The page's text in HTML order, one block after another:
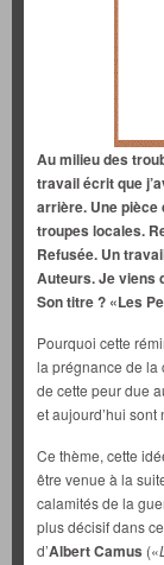
Au milieu des
travail écrit que
arrière. Une pièce
troupes locales.
Refusée. Un
Auteurs. Je viens
Son titre ? «Les
Pourquoi cette
la prégnance de la
de cette peur due
et aujourd’hui sont
Ce thème, cette
être venue à la
calamités de la
plus décisif dans
d’Albert Camus («